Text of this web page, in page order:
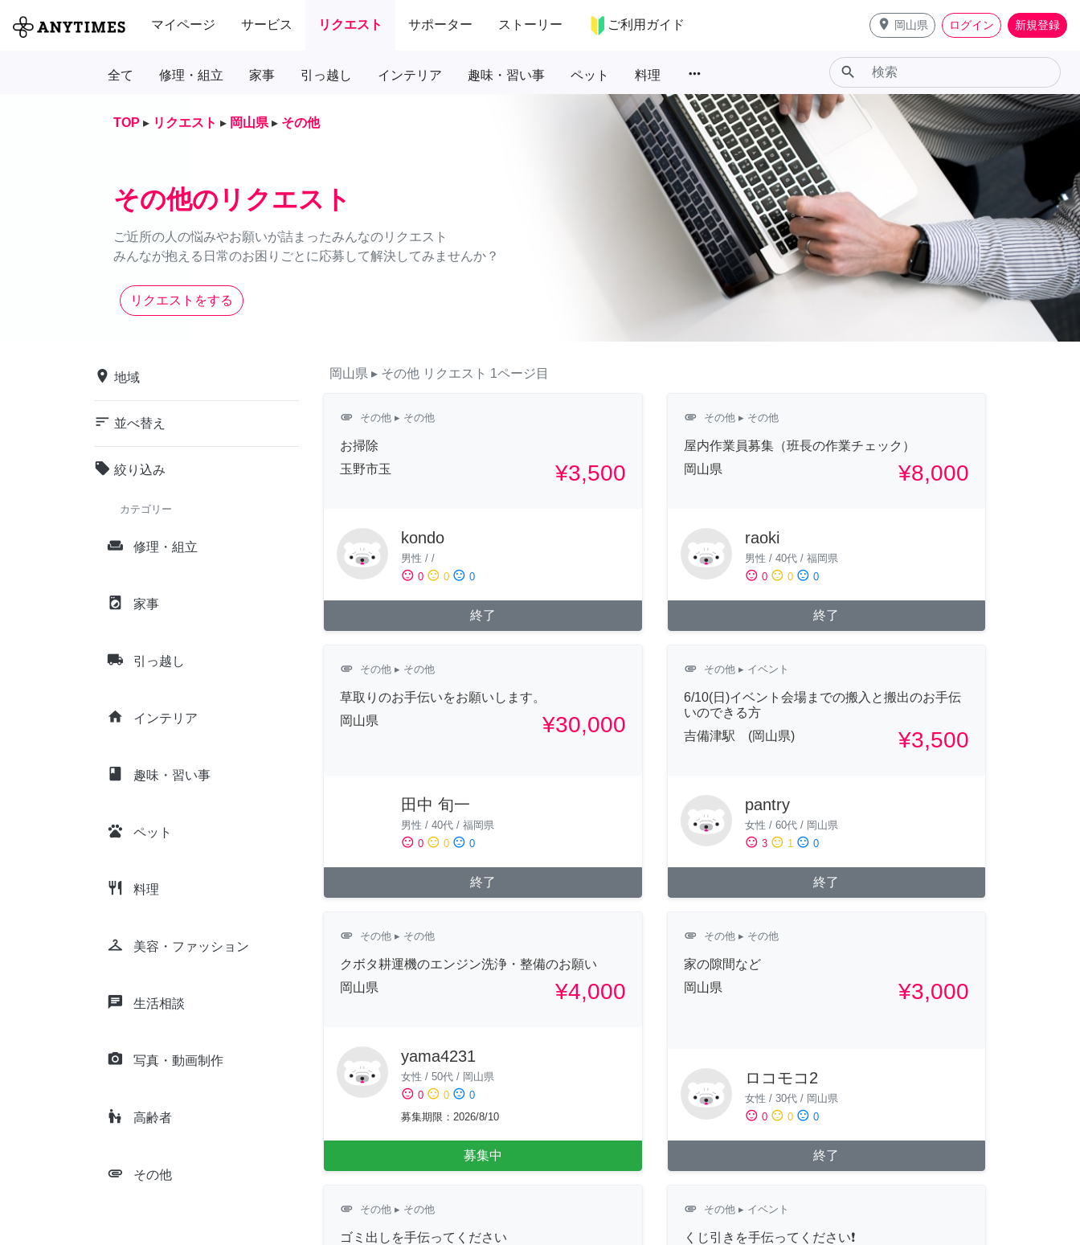
マイページ サービス リクエスト サポーター ストーリー ご利用ガイド place 岡山県 ログイン 新規登録
全て 修理・組立 家事 引っ越し インテリア 趣味・習い事 ペット 料理 more_horiz search
TOP ▸ リクエスト ▸ 岡山県 ▸ その他
その他のリクエスト
ご近所の人の悩みやお願いが詰まったみんなのリクエスト
みんなが抱える日常のお困りごとに応募して解決してみませんか？
リクエストをする
place 地域
sort 並べ替え
local_offer 絞り込み
カテゴリー
weekend 修理・組立
local_laundry_service 家事
local_shipping 引っ越し
home インテリア
class 趣味・習い事
pets ペット
restaurant 料理
checkroom 美容・ファッション
chat 生活相談
camera_alt 写真・動画制作
escalator_warning 高齢者
attachment その他
岡山県 ▸ その他 リクエスト 1ページ目
attachment その他 ▸ その他
お掃除
玉野市玉
¥3,500
kondo
男性 / /
sentiment_satisfied 0 sentiment_neutral 0 sentiment_dissatisfied 0
終了
attachment その他▸ その他
屋内作業員募集（班長の作業チェック）
岡山県
¥8,000
raoki
男性 / 40代/ 福岡県
sentiment_satisfied 0 sentiment_neutral 0 sentiment_dissatisfied 0
終了
attachment その他 ▸ その他
草取りのお手伝いをお願いします。
岡山県
¥30,000
田中 旬一
男性 / 40代 / 福岡県
sentiment_satisfied 0 sentiment_neutral 0 sentiment_dissatisfied 0
終了
attachment その他▸ イベント
6/10(日)イベント会場までの搬入と搬出のお手伝
いのできる方
吉備津駅 (岡山県)
¥3,500
pantry
女性 / 60代/ 岡山県
sentiment_satisfied 3 sentiment_neutral 1 sentiment_dissatisfied 0
終了
attachment その他 ▸ その他
クボタ耕運機のエンジン洗浄・整備のお願い
岡山県
¥4,000
yama4231
女性 / 50代 / 岡山県
sentiment_satisfied 0 sentiment_neutral 0 sentiment_dissatisfied 0
募集期限 ： 2026/8/10
募集中
attachment その他▸ その他
家の隙間など
岡山県
¥3,000
ロコモコ2
女性 / 30代/ 岡山県
sentiment_satisfied 0 sentiment_neutral 0 sentiment_dissatisfied 0
終了
attachment その他 ▸ その他
ゴミ出しを手伝ってください
attachment その他▸ イベント
くじ引きを手伝ってください❗️